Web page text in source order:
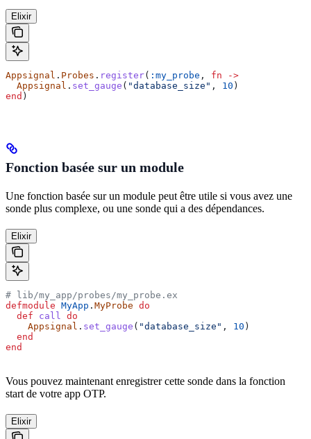
Elixir
Appsignal . Probes . register( :my_probe , fn ->
  Appsignal
. set_gauge ( "database_size" , 10 )
end )
Fonction basée sur un module
Une fonction basée sur un module peut être utile si vous avez une
sonde plus complexe, ou une sonde qui a des dépendances.
Elixir
# lib/my_app/probes/my_probe.ex
defmodule MyApp . MyProbe do
  def
call
do
    Appsignal
. set_gauge ( "database_size" , 10 )
  end
end
Vous pouvez maintenant enregistrer cette sonde dans la fonction
start de votre app OTP.
Elixir